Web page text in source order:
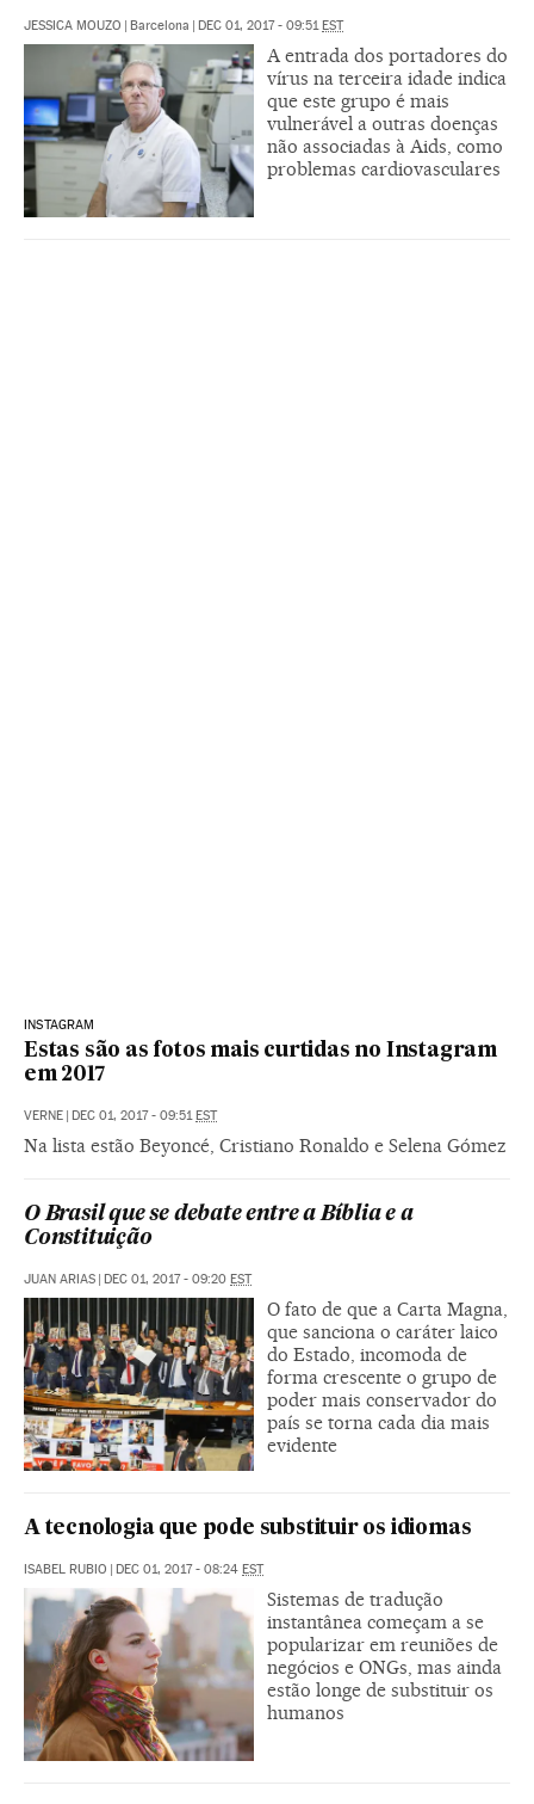
JESSICA MOUZO | Barcelona | DEC 01, 2017 - 09:51EST
A entrada dos portadores do
vírus na terceira idade indica
que este grupo é mais
vulnerável a outras doenças
não associadas à Aids, como
problemas cardiovasculares
INSTAGRAM
Estas são as fotos mais curtidas no Instagram
em 2017
VERNE | DEC 01, 2017 - 09:51EST
Na lista estão Beyoncé, Cristiano Ronaldo e Selena Gómez
O Brasil que se debate entre a Bíblia e a
Constituição
JUAN ARIAS | DEC 01, 2017 - 09:20 EST
O fato de que a Carta Magna,
que sanciona o caráter laico
do Estado, incomoda de
forma crescente o grupo de
poder mais conservador do
país se torna cada dia mais
evidente
A tecnologia que pode substituir os idiomas
ISABEL RUBIO | DEC 01, 2017 - 08:24 EST
Sistemas de tradução
instantânea começam a se
popularizar em reuniões de
negócios e ONGs, mas ainda
estão longe de substituir os
humanos